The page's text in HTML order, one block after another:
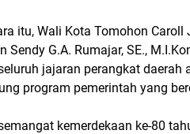
itu, Wali Kota Tomohon Caroll
Sendy G.A. Rumajar, SE.,
jajaran perangkat daerah
program pemerintah yang
kemerdekaan ke-80